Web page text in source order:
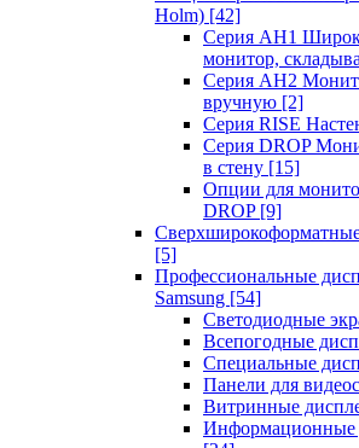
Holm) [42]
Серия AH1
монитор,
Серия AH2
вручную [2]
Серия RISE
Серия DROP
в стену [15]
Опции для
DROP [9]
[5]
Профессиональные
Samsung [54]
Светодиодные
Всепогодные
Специальные
Панели для
Витринные
Информационные